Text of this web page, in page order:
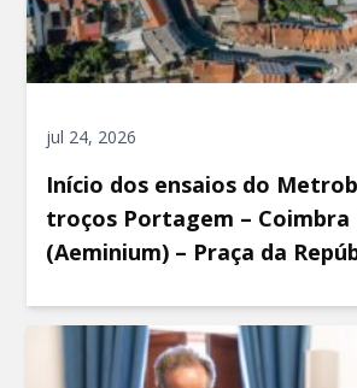
jul 24, 2026
Início dos ensaios do
troços Portagem – Coimbra
(Aeminium) – Praça da